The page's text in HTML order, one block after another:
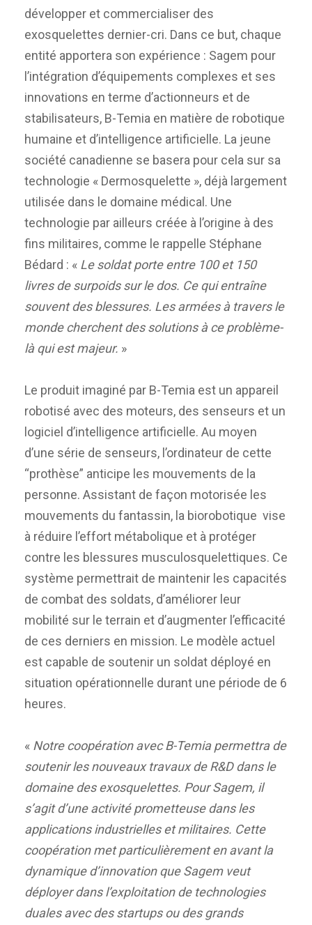
développer et commercialiser des
exosquelettes dernier-cri. Dans ce but, chaque
entité apportera son expérience : Sagem pour
l’intégration d’équipements complexes et ses
innovations en terme d’actionneurs et de
stabilisateurs, B-Temia en matière de robotique
humaine et d’intelligence artificielle. La jeune
société canadienne se basera pour cela sur sa
technologie « Dermosquelette », déjà largement
utilisée dans le domaine médical. Une
technologie par ailleurs créée à l’origine à des
fins militaires, comme le rappelle Stéphane
Bédard : « Le soldat porte entre 100 et 150
livres de surpoids sur le dos. Ce qui entraîne
souvent des blessures. Les armées à travers le
monde cherchent des solutions à ce problème-
là qui est majeur. »
Le produit imaginé par B-Temia est un appareil
robotisé avec des moteurs, des senseurs et un
logiciel d’intelligence artificielle. Au moyen
d’une série de senseurs, l’ordinateur de cette
“prothèse” anticipe les mouvements de la
personne. Assistant de façon motorisée les
mouvements du fantassin, la biorobotique vise
à réduire l’effort métabolique et à protéger
contre les blessures musculosquelettiques. Ce
système permettrait de maintenir les capacités
de combat des soldats, d’améliorer leur
mobilité sur le terrain et d’augmenter l’efficacité
de ces derniers en mission. Le modèle actuel
est capable de soutenir un soldat déployé en
situation opérationnelle durant une période de 6
heures.
« Notre coopération avec B-Temia permettra de
soutenir les nouveaux travaux de R&D dans le
domaine des exosquelettes. Pour Sagem, il
s’agit d’une activité prometteuse dans les
applications industrielles et militaires. Cette
coopération met particulièrement en avant la
dynamique d’innovation que Sagem veut
déployer dans l’exploitation de technologies
duales avec des startups ou des grands